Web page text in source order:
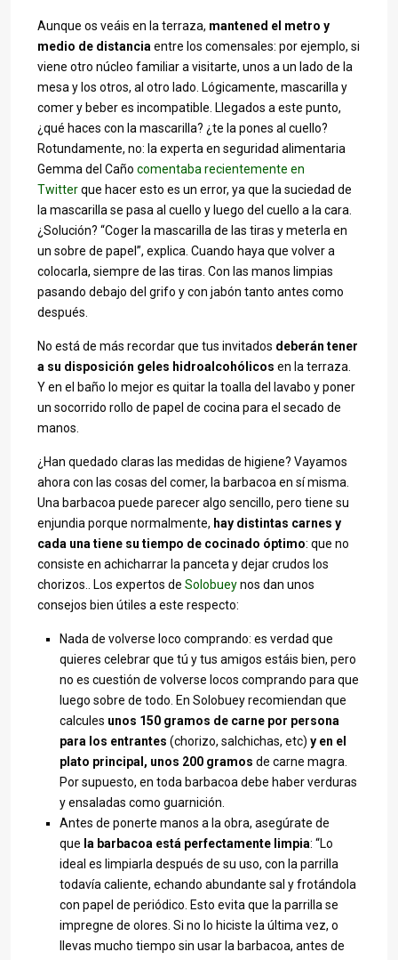
Aunque os veáis en la terraza, mantened el metro y
medio de distancia entre los comensales: por ejemplo, si
viene otro núcleo familiar a visitarte, unos a un lado de la
mesa y los otros, al otro lado. Lógicamente, mascarilla y
comer y beber es incompatible. Llegados a este punto,
¿qué haces con la mascarilla? ¿te la pones al cuello?
Rotundamente, no: la experta en seguridad alimentaria
Gemma del Caño comentaba recientemente en
Twitterque hacer esto es un error, ya que la suciedad de
la mascarilla se pasa al cuello y luego del cuello a la cara.
¿Solución? “Coger la mascarilla de las tiras y meterla en
un sobre de papel”, explica. Cuando haya que volver a
colocarla, siempre de las tiras. Con las manos limpias
pasando debajo del grifo y con jabón tanto antes como
después.
No está de más recordar que tus invitados deberán tener
a su disposición geles hidroalcohólicos en la terraza.
Y en el baño lo mejor es quitar la toalla del lavabo y poner
un socorrido rollo de papel de cocina para el secado de
manos.
¿Han quedado claras las medidas de higiene? Vayamos
ahora con las cosas del comer, la barbacoa en sí misma.
Una barbacoa puede parecer algo sencillo, pero tiene su
enjundia porque normalmente, hay distintas carnes y
cada una tiene su tiempo de cocinado óptimo: que no
consiste en achicharrar la panceta y dejar crudos los
chorizos.. Los expertos de Solobueynos dan unos
consejos bien útiles a este respecto:
Nada de volverse loco comprando: es verdad que
quieres celebrar que tú y tus amigos estáis bien, pero
no es cuestión de volverse locos comprando para que
luego sobre de todo. En Solobuey recomiendan que
calcules unos 150 gramos de carne por persona
para los entrantes (chorizo, salchichas, etc) y en el
plato principal, unos 200 gramos de carne magra.
Por supuesto, en toda barbacoa debe haber verduras
y ensaladas como guarnición.
Antes de ponerte manos a la obra, asegúrate de
que la barbacoa está perfectamente limpia: “Lo
ideal es limpiarla después de su uso, con la parrilla
todavía caliente, echando abundante sal y frotándola
con papel de periódico. Esto evita que la parrilla se
impregne de olores. Si no lo hiciste la última vez, o
llevas mucho tiempo sin usar la barbacoa, antes de